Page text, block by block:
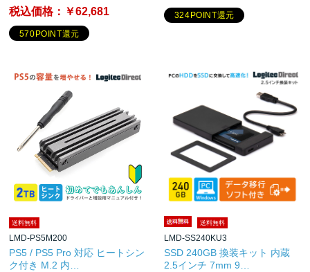
税込価格： ￥62,681
570POINT還元
324POINT還元
送料無料
LMD-PS5M200
PS5 / PS5 Pro 対応 ヒートシン
ク付き M.2 内…
送料無料
LMD-SS240KU3
SSD 240GB 換装キット 内蔵
2.5インチ 7mm 9…